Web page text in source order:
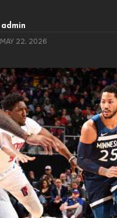
admin
MAY 22, 2026